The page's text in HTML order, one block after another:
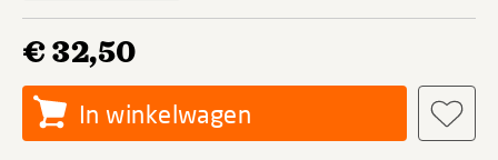
€ 32,50
In winkelwagen